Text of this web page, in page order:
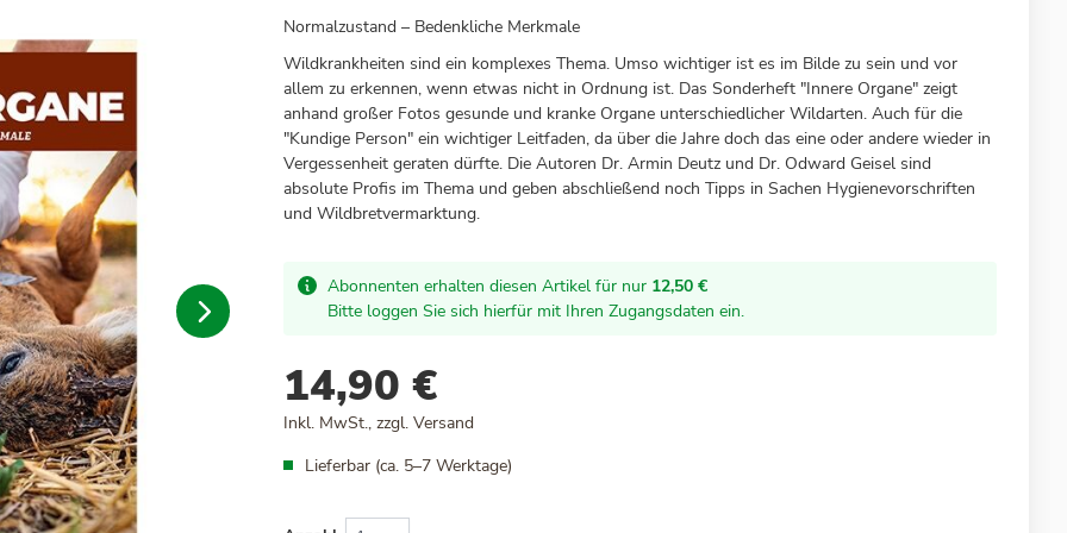
Normalzustand – Bedenkliche Merkmale
Wildkrankheiten sind ein komplexes Thema. Umso wichtiger ist es im Bilde zu sein und vor
allem zu erkennen, wenn etwas nicht in Ordnung ist. Das Sonderheft "Innere Organe" zeigt
anhand großer Fotos gesunde und kranke Organe unterschiedlicher Wildarten. Auch für die
"Kundige Person" ein wichtiger Leitfaden, da über die Jahre doch das eine oder andere wieder in
Vergessenheit geraten dürfte. Die Autoren Dr. Armin Deutz und Dr. Odward Geisel sind
absolute Profis im Thema und geben abschließend noch Tipps in Sachen Hygienevorschriften
und Wildbretvermarktung.
Abonnenten erhalten diesen Artikel für nur 12,50 €
Bitte loggen Sie sich hierfür mit Ihren Zugangsdaten ein.
14,90 €
Inkl. MwSt., zzgl. Versand
Lieferbar (ca. 5–7 Werktage)